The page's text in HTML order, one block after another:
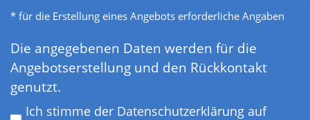
* für die Erstellung eines Angebots erforderliche Angaben
Datenschutz *
Die angegebenen Daten werden für die
Angebotserstellung und den Rückkontakt
genutzt.
Ich stimme der Datenschutzerklärung auf